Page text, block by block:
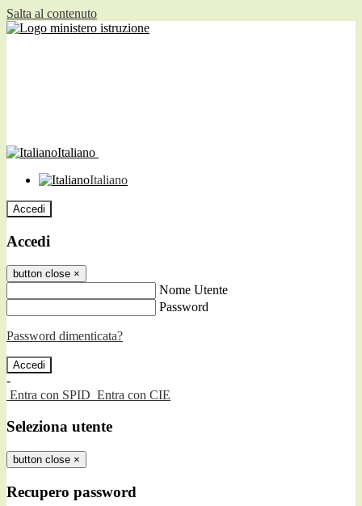
Salta al contenuto
Italiano
Italiano
Accedi
Accedi
button close ×
Nome Utente
Password
Password dimenticata?
-
Entra con SPID Entra con CIE
Seleziona utente
button close ×
Recupero password